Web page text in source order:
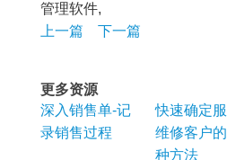
管理软件,
上一篇
下一篇
更多资源
深入销售单-记
录销售过程
快速确定
维修客户
种方法